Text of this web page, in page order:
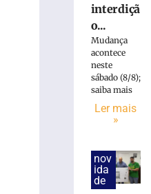
morre
colisão
caminhão
interdiçã
o...
Mudança
acontece
neste
sábado (8/8);
saiba mais
Ler mais
»
nov
ida
de